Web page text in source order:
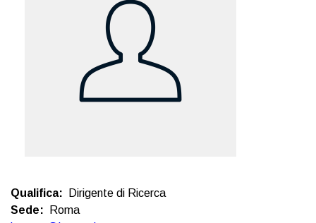
Qualifica
Dirigente di Ricerca
Sede
Roma